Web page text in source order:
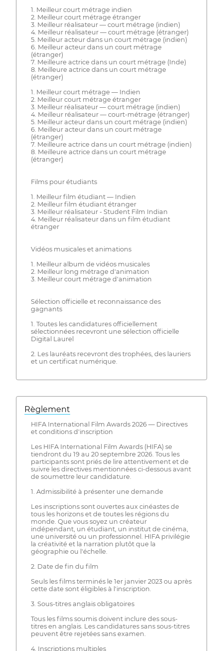
1. Meilleur court métrage indien
2. Meilleur court métrage étranger
3. Meilleur réalisateur — court métrage (indien)
4. Meilleur réalisateur — court métrage (étranger)
5. Meilleur acteur dans un court métrage (indien)
6. Meilleur acteur dans un court métrage
(étranger)
7. Meilleure actrice dans un court métrage (Inde)
8. Meilleure actrice dans un court métrage
(étranger)
1. Meilleur court métrage — Indien
2. Meilleur court métrage étranger
3. Meilleur réalisateur — court métrage (indien)
4. Meilleur réalisateur — court-métrage (étranger)
5. Meilleur acteur dans un court métrage (indien)
6. Meilleur acteur dans un court métrage
(étranger)
7. Meilleure actrice dans un court métrage (indien)
8. Meilleure actrice dans un court métrage
(étranger)
Films pour étudiants
1. Meilleur film étudiant — Indien
2. Meilleur film étudiant étranger
3. Meilleur réalisateur - Student Film Indian
4. Meilleur réalisateur dans un film étudiant
étranger
Vidéos musicales et animations
1. Meilleur album de vidéos musicales
2. Meilleur long métrage d'animation
3. Meilleur court métrage d'animation
Sélection officielle et reconnaissance des
gagnants
1. Toutes les candidatures officiellement
sélectionnées recevront une sélection officielle
Digital Laurel
2. Les lauréats recevront des trophées, des lauriers
et un certificat numérique.
Règlement
HIFA International Film Awards 2026 — Directives
et conditions d'inscription
Les HIFA International Film Awards (HIFA) se
tiendront du 19 au 20 septembre 2026. Tous les
participants sont priés de lire attentivement et de
suivre les directives mentionnées ci-dessous avant
de soumettre leur candidature.
1. Admissibilité à présenter une demande
Les inscriptions sont ouvertes aux cinéastes de
tous les horizons et de toutes les régions du
monde. Que vous soyez un créateur
indépendant, un étudiant, un institut de cinéma,
une université ou un professionnel. HIFA privilégie
la créativité et la narration plutôt que la
géographie ou l'échelle.
2. Date de fin du film
Seuls les films terminés le 1er janvier 2023 ou après
cette date sont éligibles à l'inscription.
3. Sous-titres anglais obligatoires
Tous les films soumis doivent inclure des sous-
titres en anglais. Les candidatures sans sous-titres
peuvent être rejetées sans examen.
4. Inscriptions multiples